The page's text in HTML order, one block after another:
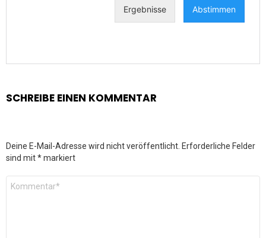
SCHREIBE EINEN KOMMENTAR
Deine E-Mail-Adresse wird nicht veröffentlicht. Erforderliche Felder
sind mit*markiert
Kommentar